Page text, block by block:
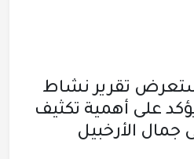
تقرير نشاط
على أهمية تكثيف
جمال الأرخبيل